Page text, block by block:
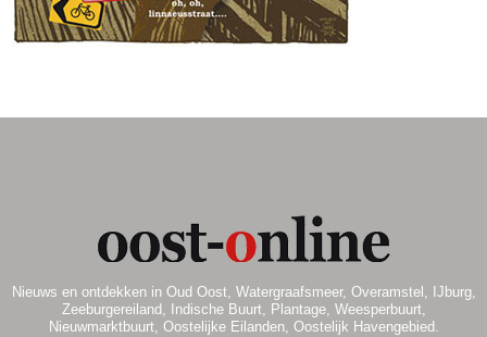
Nieuws en ontdekken in Oud Oost, Watergraafsmeer, Overamstel, IJburg,
Zeeburgereiland, Indische Buurt, Plantage, Weesperbuurt,
Nieuwmarktbuurt, Oostelijke Eilanden, Oostelijk Havengebied.